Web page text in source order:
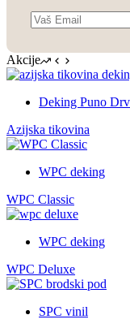
Akcije
Deking Puno
Azijska tikovina
WPC deking
WPC Classic
WPC deking
WPC Deluxe
SPC vinil